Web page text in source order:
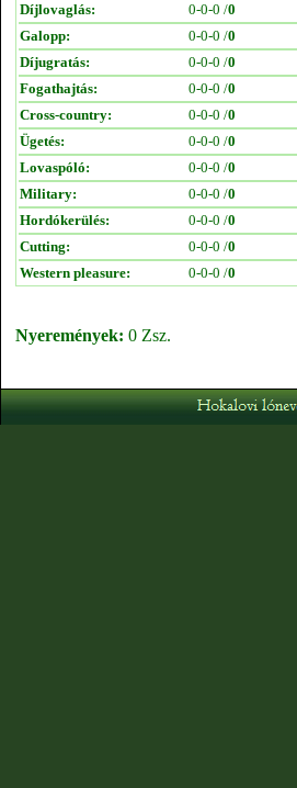
Díjlovaglás:
0-0-0 /0
Galopp:
0-0-0 /0
Díjugratás:
0-0-0 /0
Fogathajtás:
0-0-0 /0
Cross-country:
0-0-0 /0
Ügetés:
0-0-0 /0
Lovaspóló:
0-0-0 /0
Military:
0-0-0 /0
Hordókerülés:
0-0-0 /0
Cutting:
0-0-0 /0
Western pleasure:
0-0-0 /0
Nyeremények: 0 Zsz.